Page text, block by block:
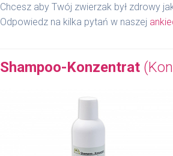
Chcesz aby Twój zwierzak był zdrowy
Odpowiedz na kilka pytań w naszej
Shampoo-Konzentrat